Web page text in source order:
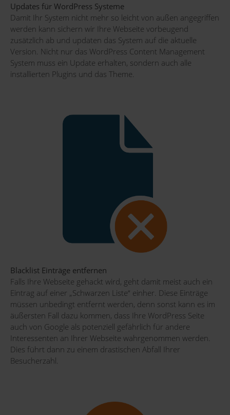
Updates für WordPress Systeme
Damit Ihr System nicht mehr so leicht von außen angegriffen
werden kann sichern wir Ihre Webseite vorbeugend
zusätzlich ab und updaten das System auf die aktuelle
Version. Nicht nur das WordPress Content Management
System muss ein Update erhalten, sondern auch alle
installierten Plugins und das Theme.
Blacklist Einträge entfernen
Falls Ihre Webseite gehackt wird, geht damit meist auch ein
Eintrag auf einer „Schwarzen Liste“ einher. Diese Einträge
müssen unbedingt entfernt werden, denn sonst kann es im
äußersten Fall dazu kommen, dass Ihre WordPress Seite
auch von Google als potenziell gefährlich für andere
Interessenten an Ihrer Webseite wahrgenommen werden.
Dies führt dann zu einem drastischen Abfall Ihrer
Besucherzahl.